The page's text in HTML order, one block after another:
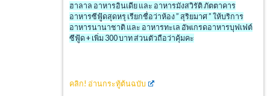
ฮาลาล อาหารอินเดีย และ อาหารมังสวิรัติ ภัตตาคาร
อาหารซีฟู้ดสุดหรุ เรียกชื่อว่าห้อง ” สุริยมาศ ” ให้บริการ
อาหารนานาชาติ และ อาหารทะเล อัพเกรดอาหารบุฟเฟต์
ซีฟู้ด + เพิ่ม 300 บาท ส่วนตัวถือว่าคุ้มคะ
คลิก! อ่านกระทู้ต้นฉบับ